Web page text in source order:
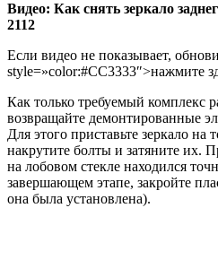
Видео: Как снять зеркало
2112
Если видео не показывает,
style=»color:#CC3333″>нажмите
Как только требуемый комплекс
возвращайте демонтированные
Для этого приставьте зеркало на
накрутите болты и затяните их.
на лобовом стекле находился
завершающем этапе, закройте
она была установлена).